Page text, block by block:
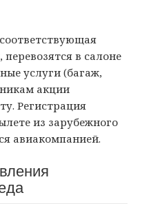
перевозятся в салоне
услуги (багаж,
акции
Регистрация
из зарубежного
авиакомпанией.